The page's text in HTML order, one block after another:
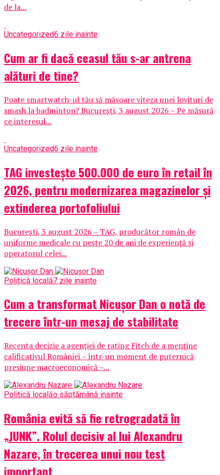
de la...
Uncategorized6 zile inainte
Cum ar fi dacă ceasul tău s-ar antrena
alături de tine?
Poate smartwatch-ul tău să măsoare viteza unei lovituri de
smash la badminton? București, 3 august 2026 – Pe măsură
ce interesul...
Uncategorized6 zile inainte
TAG investește 500.000 de euro în retail în
2026, pentru modernizarea magazinelor și
extinderea portofoliului
București, 3 august 2026 – TAG, producător român de
uniforme medicale cu peste 20 de ani de experiență și
operatorul celei...
Politică locală7 zile inainte
Cum a transformat Nicușor Dan o notă de
trecere într-un mesaj de stabilitate
Recenta decizie a agenției de rating Fitch de a menține
calificativul României – într-un moment de puternică
presiune macroeconomică –...
Politică localăo săptămână inainte
România evită să fie retrogradată în
„JUNK”. Rolul decisiv al lui Alexandru
Nazare, în trecerea unui nou test
important